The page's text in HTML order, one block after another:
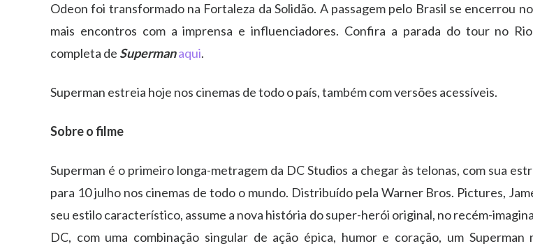
Odeon foi transformado na Fortaleza da Solidão. A passagem pelo Brasil se encerrou
mais encontros com a imprensa e influenciadores. Confira a parada do tour no
completa de Supermanaqui.
Superman estreia hoje nos cinemas de todo o país, também com versões acessíveis.
Sobre o filme
Superman é o primeiro longa-metragem da DC Studios a chegar às telonas, com sua
para 10 julho nos cinemas de todo o mundo. Distribuído pela Warner Bros. Pictures,
seu estilo característico, assume a nova história do super-herói original, no recém-
DC, com uma combinação singular de ação épica, humor e coração, um Superman